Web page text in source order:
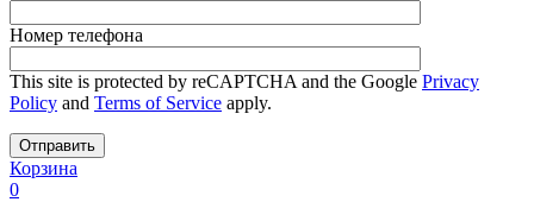
Номер телефона
This site is protected by reCAPTCHA and the Google Privacy
Policy and Terms of Service apply.
Корзина
0